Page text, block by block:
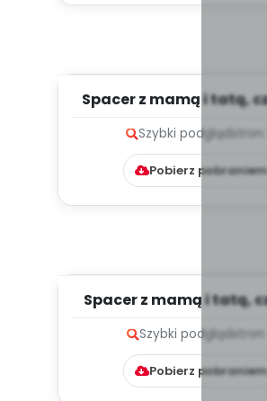
Spacer z mamą i tatą,
Szybki podglądstron:
Pobierz pobraniem
Spacer z mamą i tatą,
Szybki podgląd stron:
Pobierz pobraniem